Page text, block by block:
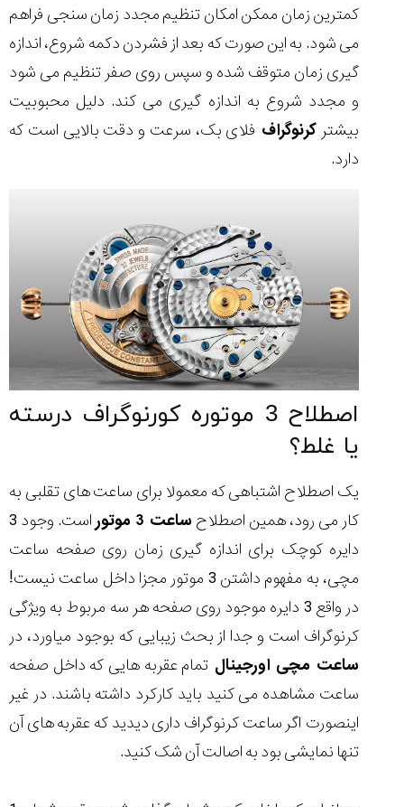
کمترین زمان ممکن امکان تنظیم مجدد زمان سنجی فراهم
می شود. به این صورت که بعد از فشردن دکمه شروع، اندازه
گیری زمان متوقف شده و سپس روی صفر تنظیم می شود
و مجدد شروع به اندازه گیری می کند. دلیل محبوبیت
بیشتر کرنوگراف فلای بک، سرعت و دقت بالایی است که
دارد.
اصطلاح 3 موتوره کورنوگراف درسته
یا غلط؟
یک اصطلاح اشتباهی که معمولا برای ساعت های تقلبی به
کار می رود، همین اصطلاح ساعت 3 موتور
است. وجود 3
دایره کوچک برای اندازه گیری زمان روی صفحه ساعت
مچی، به مفهوم داشتن 3 موتور مجزا داخل ساعت نیست!
در واقع 3 دایره موجود روی صفحه هر سه مربوط به ویژگی
کرنوگراف است و جدا از بحث زیبایی که بوجود میاورد، در
ساعت مچی اورجینال تمام عقربه هایی که داخل صفحه
ساعت مشاهده می کنید باید کارکرد داشته باشند. در غیر
اینصورت اگر ساعت کرنوگراف داری دیدید که عقربه های آن
تنها نمایشی بود به اصالت آن شک کنید.